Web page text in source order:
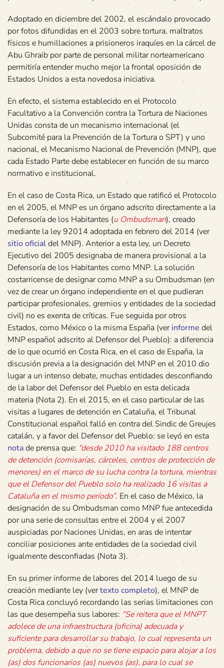
Adoptado en diciembre del 2002, el escándalo provocado
por fotos difundidas en el 2003 sobre tortura, maltratos
físicos e humillaciones a prisioneros iraquíes en la cárcel de
Abu Ghraib por parte de personal militar norteamericano
permitiría entender mucho mejor la frontal oposición de
Estados Unidos a esta novedosa iniciativa.
En efecto, el sistema establecido en el Protocolo
Facultativo a la Convención contra la Tortura de Naciones
Unidas consta de un mecanismo internacional (el
Subcomité para la Prevención de la Tortura o SPT) y uno
nacional, el Mecanismo Nacional de Prevención (MNP), que
cada Estado Parte debe establecer en función de su marco
normativo e institucional.
En el caso de Costa Rica, un Estado que ratificó el Protocolo
en el 2005, el MNP es un órgano adscrito directamente a la
Defensoría de los Habitantes (u Ombudsman), creado
mediante la ley 92014 adoptada en febrero del 2014 (ver
sitio oficialdel MNP). Anterior a esta ley, un Decreto
Ejecutivo del 2005 designaba de manera provisional a la
Defensoría de los Habitantes como MNP. La solución
costarricense de designar como MNP a su Ombudsman (en
vez de crear un órgano independiente en el que pudieran
participar profesionales, gremios y entidades de la sociedad
civil) no es exenta de críticas. Fue seguida por otros
Estados, como México o la misma España (verinforme del
MNP español adscrito al Defensor del Pueblo): a diferencia
de lo que ocurrió en Costa Rica, en el caso de España, la
discusión previa a la designación del MNP en el 2010 dio
lugar a un intenso debate, muchas entidades desconfiando
de la labor del Defensor del Pueblo en esta delicada
materia (Nota 2). En el 2015, en el caso particular de las
visitas a lugares de detención en Cataluña, el Tribunal
Constitucional español falló en contra del Sindic de Greujes
catalán, y a favor del Defensor del Pueblo: se leyó en esta
notade prensa que: “desde 2010 ha visitado 188 centros
de detención (comisarías, cárceles, centros de protección de
menores) en el marco de su lucha contra la tortura, mientras
que el Defensor del Pueblo solo ha realizado 16 visitas a
Cataluña en el mismo período”. En el caso de México, la
designación de su Ombudsman como MNP fue antecedida
por una serie de consultas entre el 2004 y el 2007
auspiciadas por Naciones Unidas, en aras de intentar
conciliar posiciones ante entidades de la sociedad civil
igualmente desconfiadas (Nota 3).
En su primer informe de labores del 2014 luego de su
creación mediante ley (vertexto completo), el MNP de
Costa Rica concluyó recordando las serias limitaciones con
las que desempeña sus labores: “Se reitera que el MNPT
adolece de una infraestructura (oficina) adecuada y
suficiente para desarrollar su trabajo, lo cual representa un
problema, debido a que no se tiene espacio para alojar a los
(as) dos funcionarios (as) nuevos (as), para lo cual se